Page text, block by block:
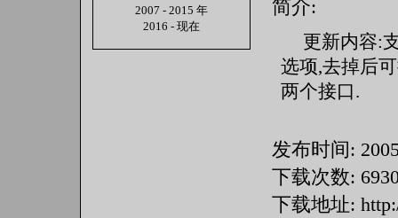
2007 - 2015 年
2016 - 现在
简介:
更新内容:
选项,去掉后
两个接口.
发布时间:
下载次数:
下载地址: